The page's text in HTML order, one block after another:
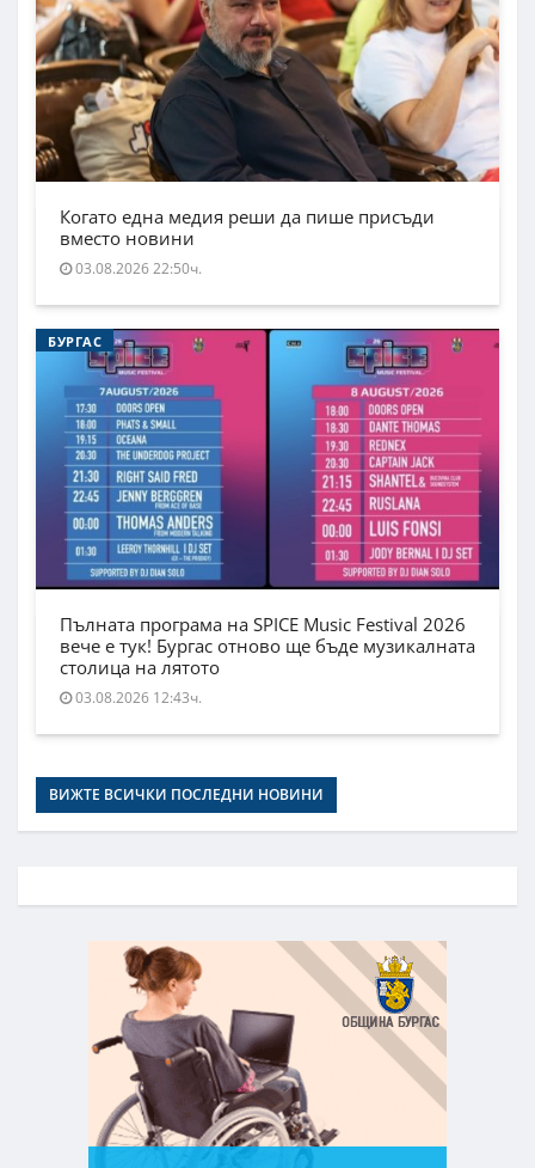
Когато една медия реши да пише присъди
вместо новини
03.08.2026 22:50ч.
БУРГАС
Пълната програма на SPICE Music Festival 2026
вече е тук! Бургас отново ще бъде музикалната
столица на лятото
03.08.2026 12:43ч.
ВИЖТЕ ВСИЧКИ ПОСЛЕДНИ НОВИНИ